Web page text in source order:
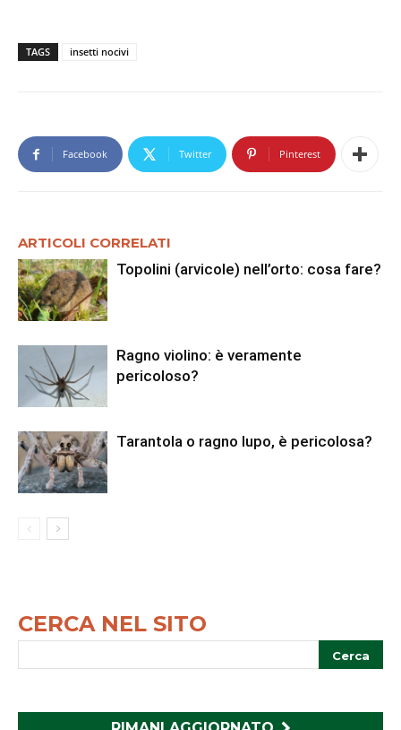
TAGS insetti nocivi
Facebook Twitter Pinterest
ARTICOLI CORRELATI
Topolini (arvicole) nell’orto: cosa fare?
Ragno violino: è veramente
pericoloso?
Tarantola o ragno lupo, è pericolosa?
CERCA NEL SITO